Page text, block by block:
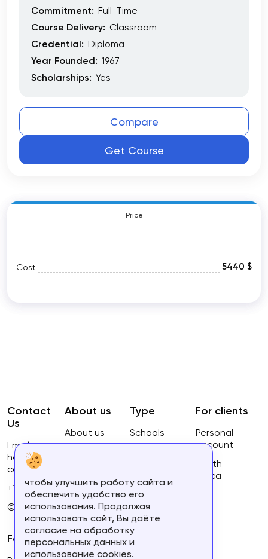
Commitment: Full-Time
Course Delivery: Classroom
Credential: Diploma
Year Founded: 1967
Scholarships: Yes
Compare
Get Course
Price
Cost 5440 $
About us
About us
Terms of
use
Type
Schools
For clients
Personal
account
South
Africa
For partners
Contact
Us
Email:
hello@ca-
courses.com
+16134168460
© 2023.
чтобы улучшить работу сайта и
обеспечить удобство его
использования. Продолжая
использовать сайт, Вы даёте
согласие на обработку
персональных данных и
использование cookies.